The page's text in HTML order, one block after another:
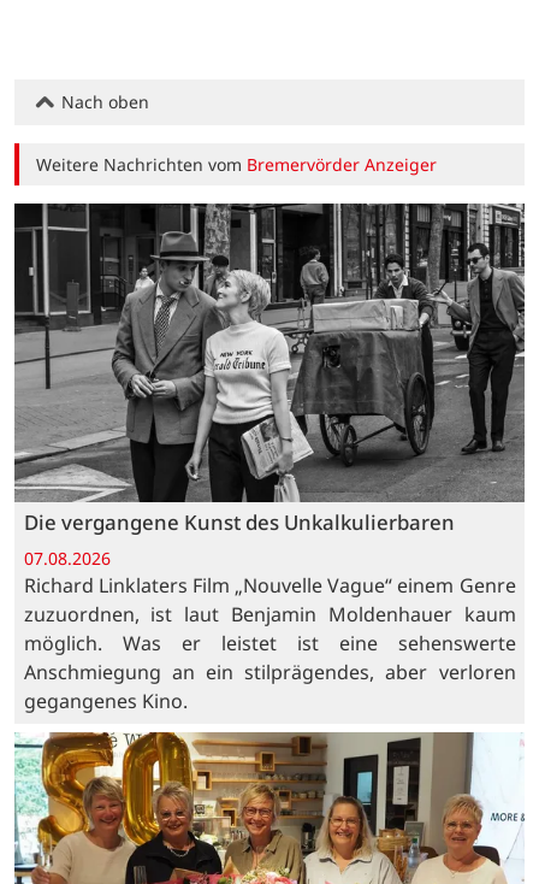
Nach oben
Weitere Nachrichten vom Bremervörder Anzeiger
Die vergangene Kunst des Unkalkulierbaren
07.08.2026
Richard Linklaters Film „Nouvelle Vague“ einem Genre
zuzuordnen, ist laut Benjamin Moldenhauer kaum
möglich. Was er leistet ist eine sehenswerte
Anschmiegung an ein stilprägendes, aber verloren
gegangenes Kino.